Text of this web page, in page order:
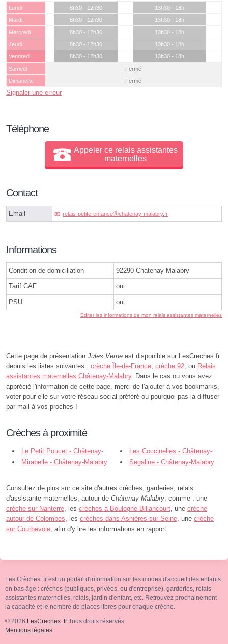
Lundi 8h30 - 12h30
13h30 - 18h
Mardi
8h30 - 12h30
13h30 - 18h
Mercredi
8h30 - 12h30
13h30 - 18h
Jeudi
8h30 - 12h30
13h30 - 18h
Vendredi
8h30 - 12h30
13h30 - 18h
Samedi
Fermé
Dimanche
Fermé
Signaler une erreur
Téléphone
Appeler ce relais assistantes
maternelles
Contact
Email relais-petite-enfanceⓐchatenay-malabry.fr
Informations
Condition de domiciliation 92290 Chatenay Malabry
Tarif CAF oui
PSU oui
Éditer les informations de mon relais assistantes maternelles
Cette page de présentation Jules Verne est disponible sur LesCreches.fr
depuis les listes suivantes : crèche Île-de-France crèche 92 , ou Relais
assistantes maternelles Châtenay-Malabry. Dans le cas ou vous avez
apprécié l'information de cette page, merci de l'ajouter à vos bookmarks,
voter pour elle sur votre réseau social préféré ou pourquoi pas la diffuser
par mail à vos proches !
Crèches à proximité
Le Petit Poucet - Châtenay-
Malabry
Les Coccinelles - Châtenay-
Malabry
Mirabelle - Châtenay-Malabry Segaline - Châtenay-Malabry
Consultez de plus sur ce site d'autres crèches, garderies, relais
d'assistante maternelles, autour de Châtenay-Malabry , comme : une
crèche sur Nanterre , les crèches à Boulogne-Billancourt , une crèche
autour de Colombes , les crèches dans Asnières-sur-Seine , une crèche
sur Courbevoie , afin d'y lire les informations en rapport.
Les Crèches .fr est un portail d'information sur les modes d'accueil des enfants
en bas âge : crèches (publiques, privées, ou d'entreprise), garderies, relais
assistantes maternelles, relais, jardin d'enfant, etc. Retrouvez prochainement
la capacité et le nombre de places libres pour chaque crèche.
© 2026 LesCreches .fr Tous droits réservés
Mentions légales